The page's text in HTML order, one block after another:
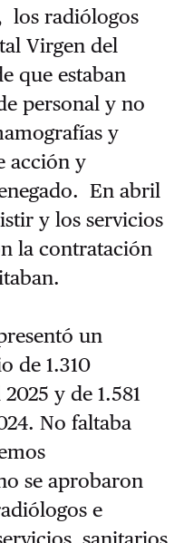
los radiólogos
Virgen del
que estaban
personal y no
y
acción y
En abril
y los servicios
la contratación
un
de 1.310
y de 1.581
No faltaba
se aprobaron
e
sanitarios